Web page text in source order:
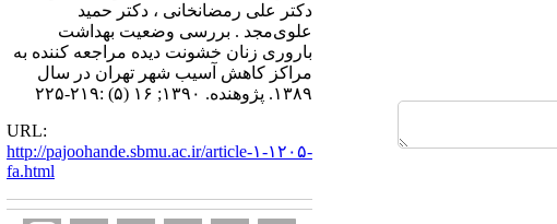
دکتر علی رمضانخانی ، دکتر حمید
علوی‌مجد . بررسی وضعیت بهداشت
باروری زنان خشونت‌ دیده مراجعه کننده به
مراکز کاهش آسیب شهر تهران در سال
۱۳۸۹. پژوهنده. ۱۳۹۰; ۱۶ (۵) :۲۱۹-۲۲۵
URL:
http://pajoohande.sbmu.ac.ir/article-۱-۱۲۰۵-
fa.html